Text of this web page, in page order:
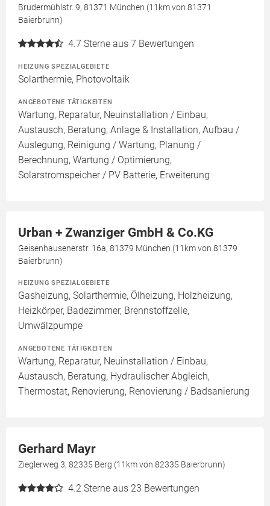
Brudermühlstr. 9, 81371 München (11km von 81371
Baierbrunn)
4.7 Sterne aus 7 Bewertungen
HEIZUNG SPEZIALGEBIETE
Solarthermie, Photovoltaik
ANGEBOTENE TÄTIGKEITEN
Wartung, Reparatur, Neuinstallation / Einbau,
Austausch, Beratung, Anlage & Installation, Aufbau /
Auslegung, Reinigung / Wartung, Planung /
Berechnung, Wartung / Optimierung,
Solarstromspeicher / PV Batterie, Erweiterung
Urban + Zwanziger GmbH & Co.KG
Geisenhausenerstr. 16a, 81379 München (11km von 81379
Baierbrunn)
HEIZUNG SPEZIALGEBIETE
Gasheizung, Solarthermie, Ölheizung, Holzheizung,
Heizkörper, Badezimmer, Brennstoffzelle,
Umwälzpumpe
ANGEBOTENE TÄTIGKEITEN
Wartung, Reparatur, Neuinstallation / Einbau,
Austausch, Beratung, Hydraulischer Abgleich,
Thermostat, Renovierung, Renovierung / Badsanierung
Gerhard Mayr
Zieglerweg 3, 82335 Berg (11km von 82335 Baierbrunn)
4.2 Sterne aus 23 Bewertungen